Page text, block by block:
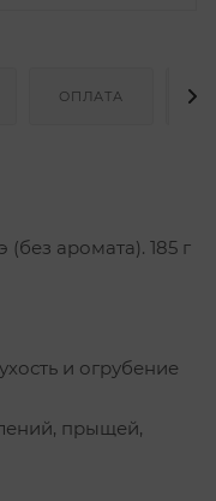
ОПЛАТА
(без аромата). 185 г
и огрубение
прыщей,